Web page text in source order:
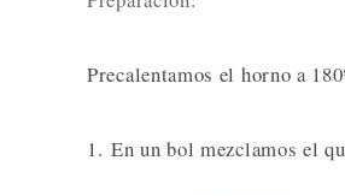
Precalentamos el horno a
1. En un bol mezclamos el